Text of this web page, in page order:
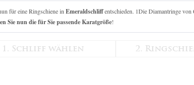
für eine Ringschiene in Emeraldschliffentschieden. 1Die Diamantringe von
Sie nun die für Sie passende Karatgröße!
1. Schliff wählen 2.